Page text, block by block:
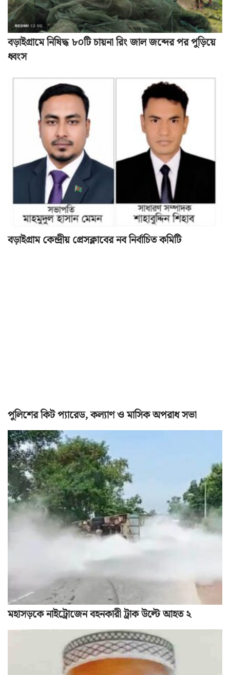
বড়াইগ্রামে নিষিদ্ধ ৮০টি চায়না রিং জাল জব্দের পর পুড়িয়ে
ধ্বংস
বড়াইগ্রাম কেন্দ্রীয় প্রেসক্লাবের নব নির্বাচিত কমিটি
পুলিশের কিট প্যারেড, কল্যাণ ও মাসিক অপরাধ সভা
মহাসড়কে নাইট্রোজেন বহনকারী ট্রাক উল্টে আহত ২